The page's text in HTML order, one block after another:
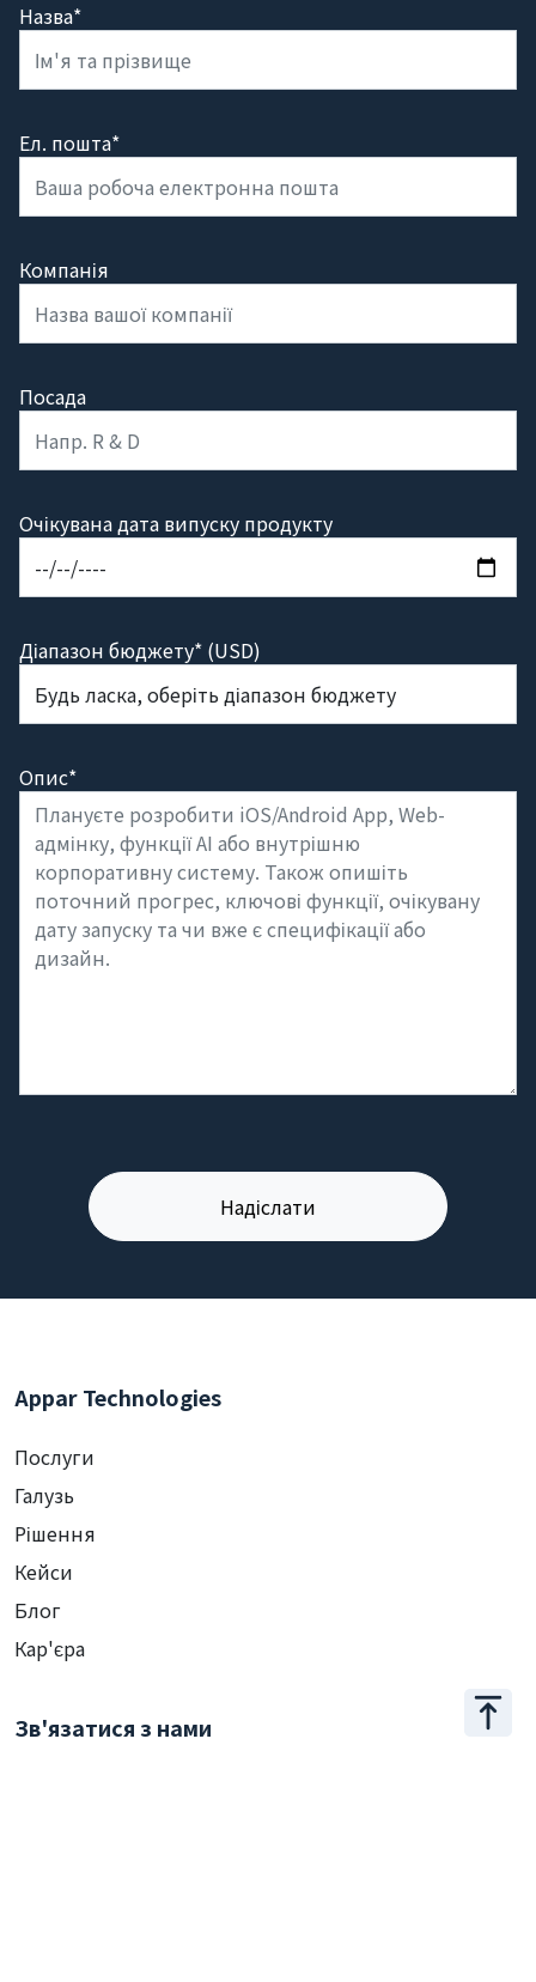
Назва*
Ел. пошта*
Компанія
Посада
Очікувана дата випуску продукту
Діапазон бюджету* (USD)
Опис*
Appar Technologies
Послуги
Галузь
Рішення
Кейси
Блог
Кар'єра
Зв'язатися з нами